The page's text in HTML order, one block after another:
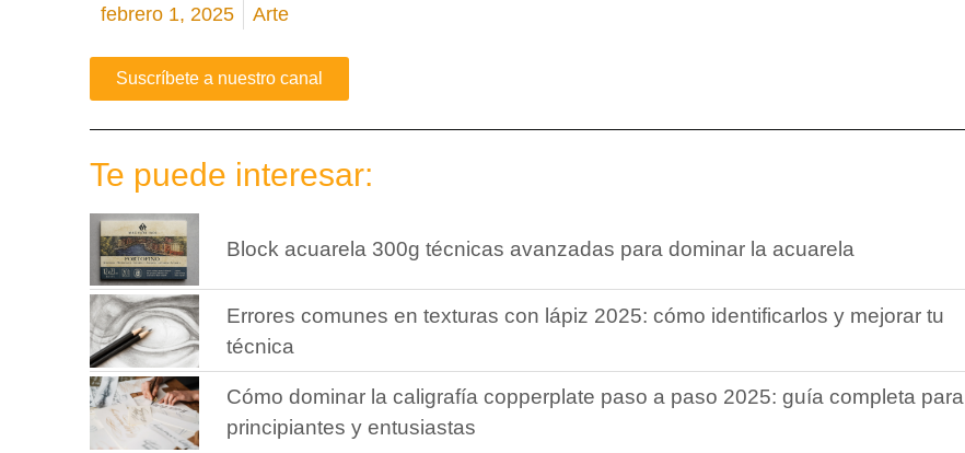
febrero 1, 2025 Arte
Suscríbete a nuestro canal
Te puede interesar:
Block acuarela 300g técnicas avanzadas para dominar la acuarela
Errores comunes en texturas con lápiz 2025: cómo identificarlos y mejorar tu
técnica
Cómo dominar la caligrafía copperplate paso a paso 2025: guía completa para
principiantes y entusiastas